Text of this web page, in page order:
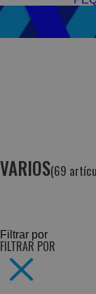
VARIOS(69
Filtrar por
FILTRAR POR